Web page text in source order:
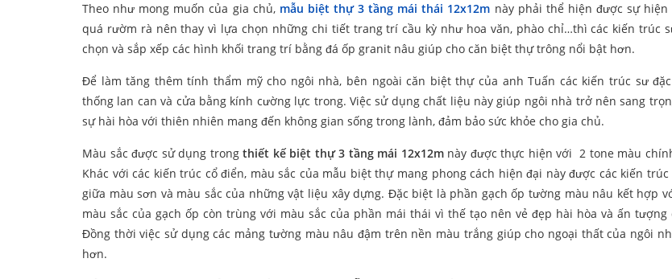
Theo như mong muốn của gia chủ, mẫu biệt thự 3 tầng mái thái 12x12m này phải thể hiện được sự
quá rườm rà nên thay vì lựa chọn những chi tiết trang trí cầu kỳ như hoa văn, phào chỉ…thì các kiến trúc
chọn và sắp xếp các hình khối trang trí bằng đá ốp granit nâu giúp cho căn biệt thự trông nổi bật hơn.
Để làm tăng thêm tính thẩm mỹ cho ngôi nhà, bên ngoài căn biệt thự của anh Tuấn các kiến trúc sư
thống lan can và cửa bằng kính cường lực trong. Việc sử dụng chất liệu này giúp ngôi nhà trở nên sang
sự hài hòa với thiên nhiên mang đến không gian sống trong lành, đảm bảo sức khỏe cho gia chủ.
Màu sắc được sử dụng trong thiết kế biệt thự 3 tầng mái 12x12mnày được thực hiện với 2 tone màu
Khác với các kiến trúc cổ điển, màu sắc của mẫu biệt thự mang phong cách hiện đại này được các kiến
giữa màu sơn và màu sắc của những vật liệu xây dựng. Đặc biệt là phần gạch ốp tường màu nâu kết hợp
màu sắc của gạch ốp còn trùng với màu sắc của phần mái thái vì thế tạo nên vẻ đẹp hài hòa và ấn
Đồng thời việc sử dụng các mảng tường màu nâu đậm trên nền màu trắng giúp cho ngoại thất của ngôi
hơn.